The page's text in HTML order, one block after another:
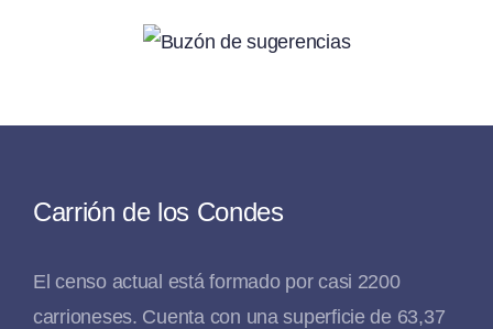
Carrión de los Condes
El censo actual está formado por casi 2200
carrioneses. Cuenta con una superficie de 63,37